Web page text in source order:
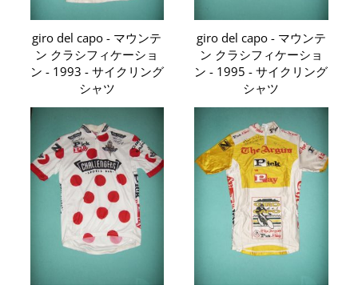
giro del capo - マウンテ
ン クラシフィケーショ
ン - 1993 - サイクリング
シャツ
giro del capo - マウンテ
ン クラシフィケーショ
ン - 1995 - サイクリング
シャツ